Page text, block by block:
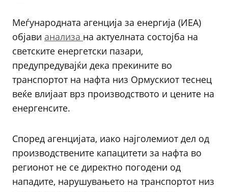
Меѓународната агенција за енергија (ИЕА)
објави анализа на актуелната состојба на
светските енергетски пазари,
предупредувајќи дека прекините во
транспортот на нафта низ Ормускиот теснец
веќе влијаат врз производството и цените на
енергенсите.
Според агенцијата, иако најголемиот дел од
производствените капацитети за нафта во
регионот не се директно погодени од
нападите, нарушувањето на транспортот низ